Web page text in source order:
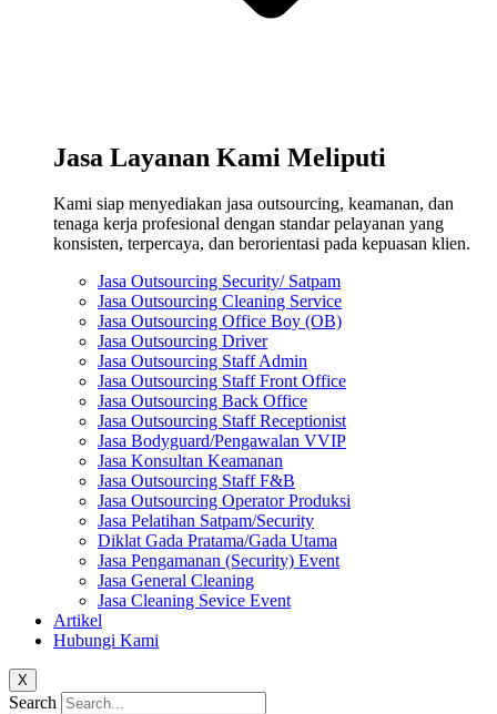
Jasa Layanan Kami Meliputi
Kami siap menyediakan jasa outsourcing, keamanan, dan
tenaga kerja profesional dengan standar pelayanan yang
konsisten, terpercaya, dan berorientasi pada kepuasan klien.
Jasa Outsourcing Security/ Satpam
Jasa Outsourcing Cleaning Service
Jasa Outsourcing Office Boy (OB)
Jasa Outsourcing Driver
Jasa Outsourcing Staff Admin
Jasa Outsourcing Staff Front Office
Jasa Outsourcing Back Office
Jasa Outsourcing Staff Receptionist
Jasa Bodyguard/Pengawalan VVIP
Jasa Konsultan Keamanan
Jasa Outsourcing Staff F&B
Jasa Outsourcing Operator Produksi
Jasa Pelatihan Satpam/Security
Diklat Gada Pratama/Gada Utama
Jasa Pengamanan (Security) Event
Jasa General Cleaning
Jasa Cleaning Sevice Event
Artikel
Hubungi Kami
X
Search